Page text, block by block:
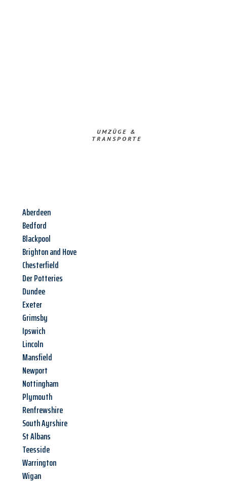
UMZÜGE &
TRANSPORTE
Aberdeen
Bedford
Blackpool
Brighton and Hove
Chesterfield
Der Potteries
Dundee
Exeter
Grimsby
Ipswich
Lincoln
Mansfield
Newport
Nottingham
Plymouth
Renfrewshire
South Ayrshire
St Albans
Teesside
Warrington
Wigan